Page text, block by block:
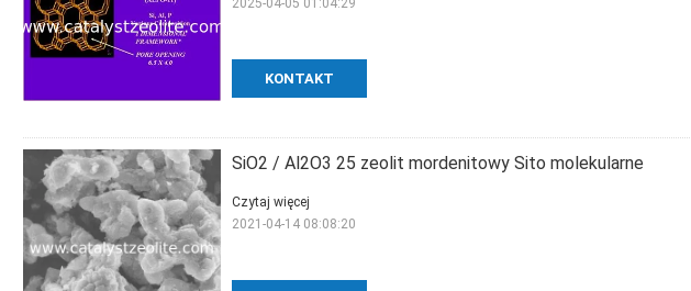
KONTAKT
2025-04-05 01:04:29
SiO2 / Al2O3 25 zeolit ​​mordenitowy Sito molekularne
Czytaj więcej
2021-04-14 08:08:20